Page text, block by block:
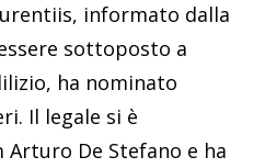
informato dalla
sottoposto a
ha nominato
Il legale si è
De Stefano e ha